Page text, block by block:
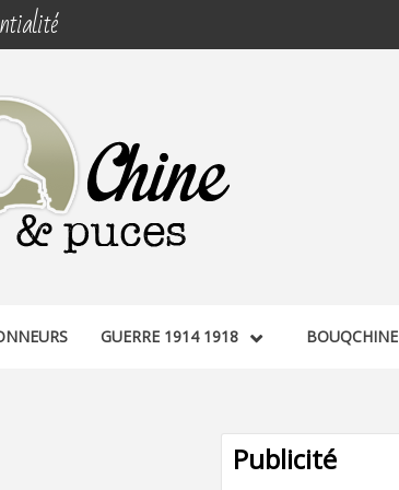
GUERRE 1914 1918 BOUQCHINE
Publicité